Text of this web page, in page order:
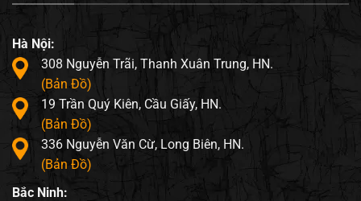
Hà Nội:
308 Nguyễn Trãi, Thanh Xuân Trung, HN.
(Bản Đồ)
19 Trần Quý Kiên, Cầu Giấy, HN.
(Bản Đồ)
336 Nguyễn Văn Cừ, Long Biên, HN.
(Bản Đồ)
Bắc Ninh: